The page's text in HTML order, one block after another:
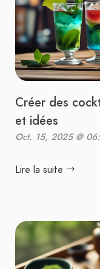
Créer des
et idées
Oct. 15, 2025 @
Lire la suite